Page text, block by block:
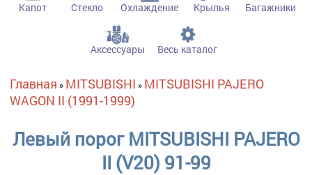
Капот Стекло Охлаждение Крылья Багажники
Аксессуары Весь каталог
Вы здесь
Главная » MITSUBISHI » MITSUBISHI PAJERO
WAGON II (1991-1999)
Левый порог MITSUBISHI PAJERO
II (V20) 91-99